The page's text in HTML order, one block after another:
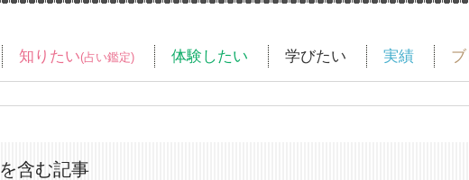
知りたい(占い鑑定) 体験したい 学びたい 実績
を含む記事